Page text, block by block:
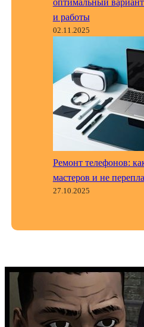
оптимальный
и работы
02.11.2025
Ремонт телефонов:
мастеров и не
27.10.2025